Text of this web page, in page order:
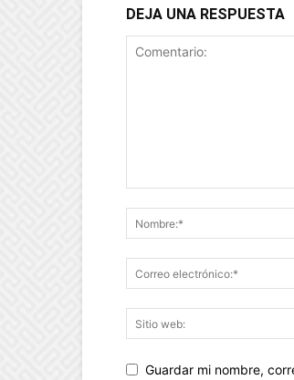
DEJA UNA RESPUESTA
Guardar mi nombre,